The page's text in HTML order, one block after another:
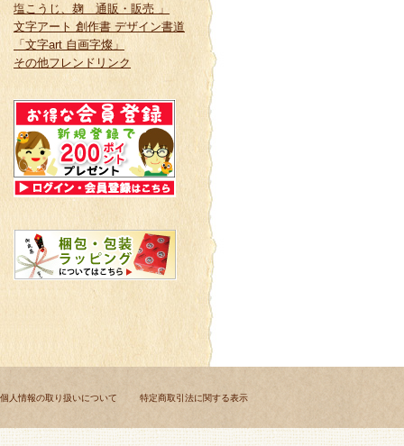
塩こうじ、麹 通販・販売 」
文字アート 創作書 デザイン書道
「文字art 自画字燦」
その他フレンドリンク
個人情報の取り扱いについて 特定商取引法に関する表示